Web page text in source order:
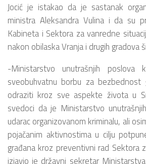
Jocić je istakao da je sastanak
ministra Aleksandra Vulina i da su
Kabineta i Sektora za vanredne
nakon obilaska Vranja i drugih gradova
-Ministarstvo unutrašnjih
sveobuhvatnu borbu za
odraziti kroz sve aspekte života u
svedoci da je Ministarstvo
udarac organizovanom kriminalu, ali
pojačanim aktivnostima u cilju
građana kroz preventivni rad Sektora
izjavio je državni sekretar